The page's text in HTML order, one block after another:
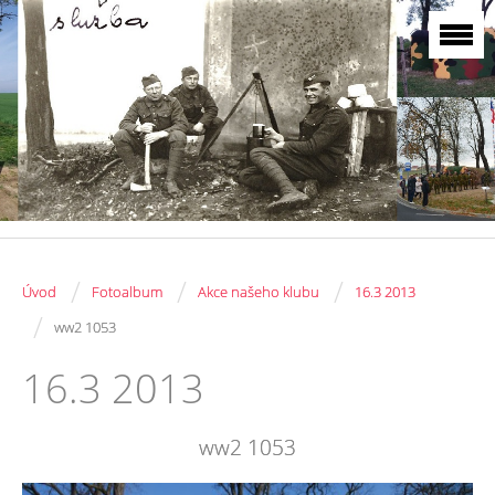
Úvod / Fotoalbum / Akce našeho klubu / 16.3 2013
/ ww2 1053
16.3 2013
ww2 1053